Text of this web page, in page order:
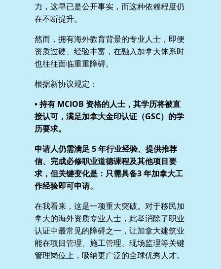
力，这早已是公开事实，而这种依赖程度仍
在不断提升。
然而，拥有海外教育背景的专业人士，即便
资质过硬、经验丰富，在融入加拿大体系时
也往往面临重重障碍。
根据新协议规定：
• 持有 MCIOB 资格的人士，其学历将被直
接认可，满足加拿大金印认证（GSC）的学
历要求。
申请人仍需满足 5 年行业经验、提供推荐
信、完成必修职业道德课程及其他项目要
求，但关键变化是：只需具备3 年加拿大工
作经验即可申请。
在我看来，这是一项重大突破。对于移民加
拿大的海外资质专业人士，此举消除了职业
认证中最常见的障碍之一，让加拿大建筑业
能在项目管理、施工管理、现场监理等关键
管理岗位上，吸纳更广泛的全球优秀人才。